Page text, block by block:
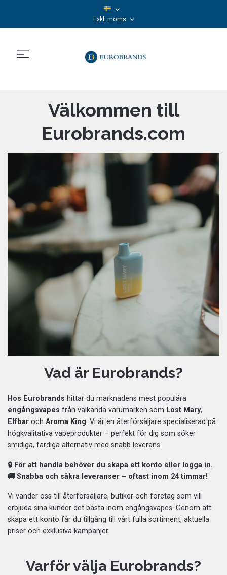
Exkl. moms
Välkommen till
Eurobrands.com
Vad är Eurobrands?
Hos Eurobrands hittar du marknadens mest populära
engångsvapes från välkända varumärken som Lost Mary,
Elfbar och Aroma King. Vi är en återförsäljare specialiserad på
högkvalitativa vapeprodukter – perfekt för dig som söker
smidiga, färdiga alternativ med snabb leverans.
🔒 För att handla behöver du skapa ett konto eller logga in.
🚚 Snabba och säkra leveranser – oftast inom 24 timmar!
Vi vänder oss till återförsäljare, butiker och företag som vill
erbjuda sina kunder det bästa inom engångsvapes. Genom att
skapa ett konto får du tillgång till vårt fulla sortiment, aktuella
priser och exklusiva kampanjer.
Varför välja Eurobrands?